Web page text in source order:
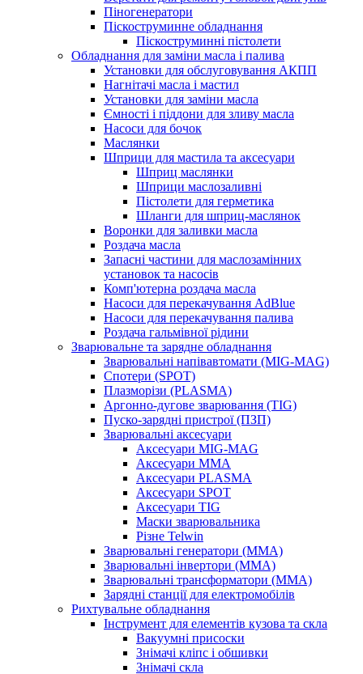
Піногенератори
Піскоструминне обладнання
Піскоструминні пістолети
Обладнання для заміни масла і палива
Установки для обслуговування АКПП
Нагнітачі масла і мастил
Установки для заміни масла
Ємності і піддони для зливу масла
Насоси для бочок
Маслянки
Шприци для мастила та аксесуари
Шприц маслянки
Шприци маслозаливні
Пістолети для герметика
Шланги для шприц-маслянок
Воронки для заливки масла
Роздача масла
Запасні частини для маслозамінних
установок та насосів
Комп'ютерна роздача масла
Насоси для перекачування AdBlue
Насоси для перекачування палива
Роздача гальмівної рідини
Зварювальне та зарядне обладнання
Зварювальні напівавтомати (MIG-MAG)
Спотери (SPOT)
Плазморізи (PLASMA)
Аргонно-дугове зварювання (TIG)
Пуско-зарядні пристрої (ПЗП)
Зварювальні аксесуари
Аксесуари MIG-MAG
Аксесуари MMA
Аксесуари PLASMA
Аксесуари SPOT
Аксесуари TIG
Маски зварювальника
Різне Telwin
Зварювальні генератори (MMA)
Зварювальні інвертори (MMA)
Зварювальні трансформатори (MMA)
Зарядні станції для електромобілів
Рихтувальне обладнання
Інструмент для елементів кузова та скла
Вакуумні присоски
Знімачі кліпс і обшивки
Знімачі скла